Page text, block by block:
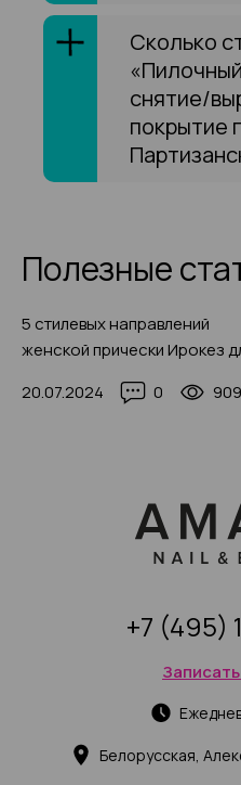
Сколько
снятие/
покрытие
Полезные
5 стилевых направлений
женской прически Ирокез
волос (с фото-идеями)
20.07.2024 0
Белорусская,
+7 (495)